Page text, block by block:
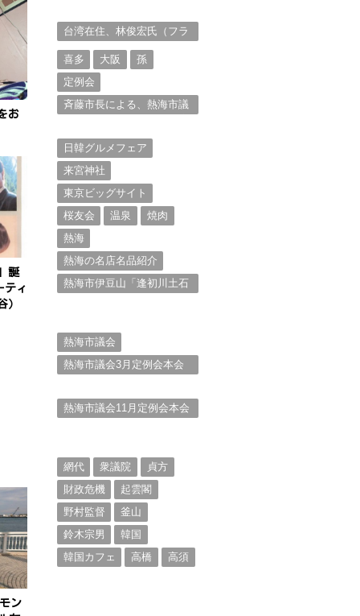
お
誕
ティ
）
ン
台湾在住、林俊宏氏（フラ
喜多
大阪
孫
定例会
斉藤市長による、熱海市議
日韓グルメフェア
来宮神社
東京ビッグサイト
桜友会
温泉
焼肉
熱海
熱海の名店名品紹介
熱海市伊豆山「逢初川土石
熱海市議会
熱海市議会3月定例会本会
熱海市議会11月定例会本会
網代
衆議院
貞方
財政危機
起雲閣
野村監督
釜山
鈴木宗男
韓国
韓国カフェ
高橋 高須